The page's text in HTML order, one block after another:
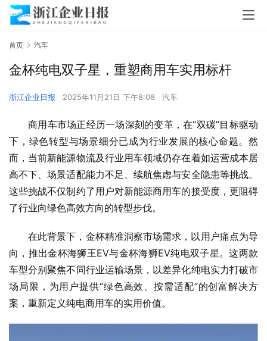
首页 汽车
金杯纯电双子星，重塑商用车实用标杆
浙江企业日报 2025年11月21日 下午8:08 汽车
商用车市场正经历一场深刻的变革，在“双碳”目标驱动
下，绿色转型与场景细分已成为行业发展的核心命题。然
而，当前新能源物流及行业用车领域仍存在着如运营成本居
高不下、场景适配能力不足、续航焦虑与安全隐患等挑战。
这些挑战不仅制约了用户对新能源商用车的接受度，更阻碍
了行业向绿色高效方向的转型步伐。
在此背景下，金杯精准洞察市场需求，以用户痛点为导
向，推出金杯海狮王EV与金杯海狮EV纯电双子星。这两款
车型分别聚焦不同行业运输场景，以差异化纯电实力打破市
场局限，为用户提供“绿色高效、按需适配”的创富解决方
案，重新定义纯电商用车的实用价值。